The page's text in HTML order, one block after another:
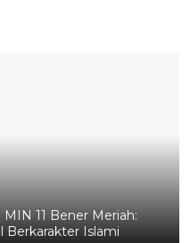
11 Bener Meriah:
Berkarakter Islami